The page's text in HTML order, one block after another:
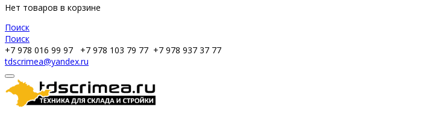
Нет товаров в корзине
Поиск
Поиск
+7 978 016 99 97
+7 978 103 79 77 +7 978 937 37 77
tdscrimea@yandex.ru